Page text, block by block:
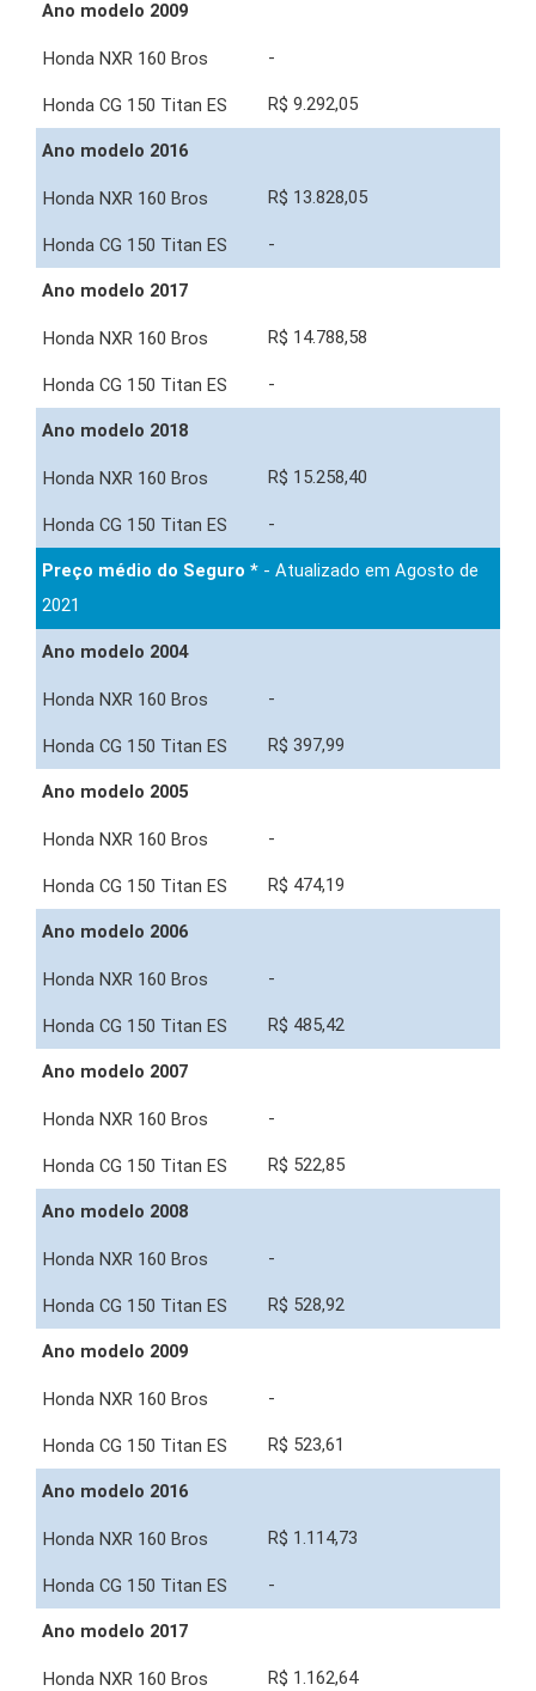
Ano modelo 2009
-
R$ 9.292,05
Ano modelo 2016
R$ 13.828,05
-
Ano modelo 2017
R$ 14.788,58
-
Ano modelo 2018
R$ 15.258,40
-
Preço médio do Seguro * - Atualizado em Agosto de
2021
Ano modelo 2004
-
R$ 397,99
Ano modelo 2005
-
R$ 474,19
Ano modelo 2006
-
R$ 485,42
Ano modelo 2007
-
R$ 522,85
Ano modelo 2008
-
R$ 528,92
Ano modelo 2009
-
R$ 523,61
Ano modelo 2016
R$ 1.114,73
-
Ano modelo 2017
R$ 1.162,64